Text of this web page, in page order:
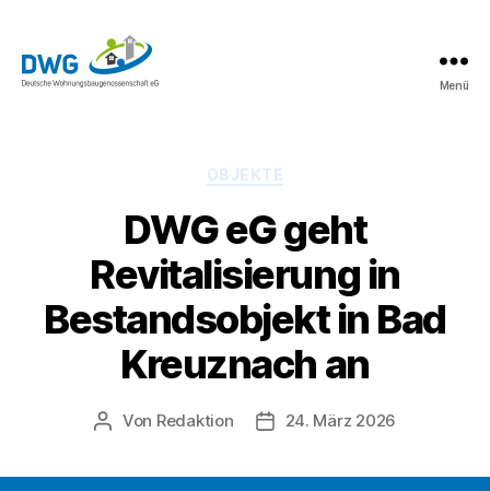
Menü
Kategorien
OBJEKTE
DWG eG geht
Revitalisierung in
Bestandsobjekt in Bad
Kreuznach an
Beitragsautor
Von Redaktion Beitragsdatum
24. März 2026